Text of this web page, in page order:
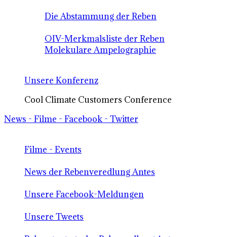
Die Abstammung der Reben
OIV-Merkmalsliste der Reben
Molekulare Ampelographie
Unsere Konferenz
Cool Climate Customers Conference
News - Filme - Facebook - Twitter
Filme - Events
News der Rebenveredlung Antes
Unsere Facebook-Meldungen
Unsere Tweets